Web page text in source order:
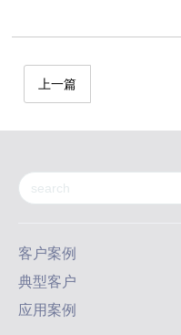
上一篇
客户案例
典型客户
应用案例